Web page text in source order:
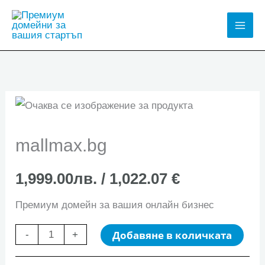
Skip
mallmax.bg
1,999.00лв. / 1,022.07 €
Премиум домейн за вашия онлайн бизнес
-
количество
+ Добавяне в количката